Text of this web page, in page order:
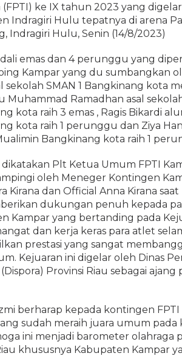
m
u
m
K
e
u
r
p
r
o
v
P
T
I
k
I
X
R
i
a
a
h
u
n
(FPTI) ke IX tahun 2023 yang
Indragiri Hulu tepatnya di arena
Indragiri Hulu, Senin (14/8/2023)
emas dan 4 perunggu yang
Kampar yang du sumbangkan
sekolah SMAN 1 Bangkinang kota
Muhammad Ramadhan asal sekolah
kota raih 3 emas , Ragis Bikardi
kota raih 1 perunggu dan Ziya
Bangkinang kota raih 1
dikatakan Plt Ketua Umum FPTI
oleh Meneger Kontingen
Kirana dan Official Anna Kirana
dukungan penuh kepada
Kampar yang bertanding pada
dan kerja keras para atlet
prestasi yang sangat
Kejuaran ini digelar oleh Dinas
Provinsi Riau sebagai ajang
berharap kepada kontingen
sudah meraih juara umum pada
ini menjadi barometer olahraga
khususnya Kabupaten Kampar